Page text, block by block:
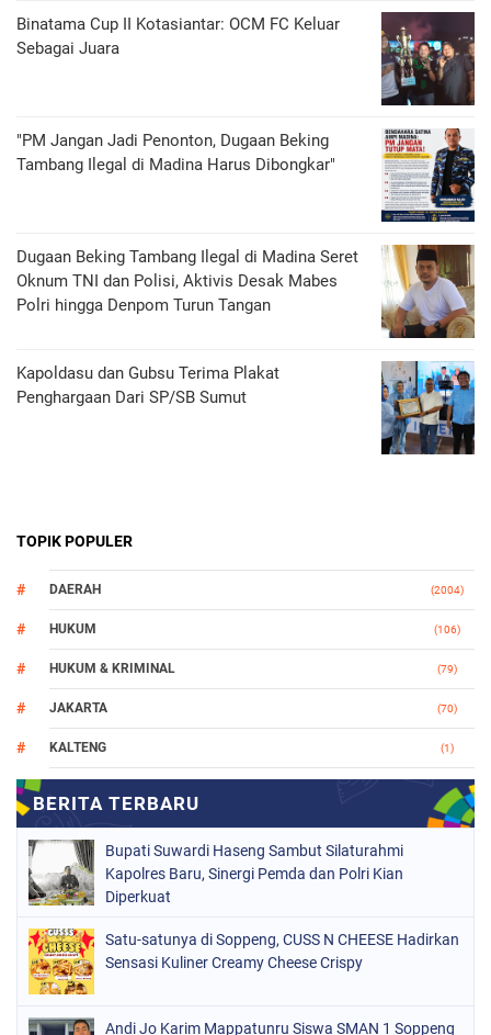
Binatama Cup II Kotasiantar: OCM FC Keluar
Sebagai Juara
"PM Jangan Jadi Penonton, Dugaan Beking
Tambang Ilegal di Madina Harus Dibongkar"
Dugaan Beking Tambang Ilegal di Madina Seret
Oknum TNI dan Polisi, Aktivis Desak Mabes
Polri hingga Denpom Turun Tangan
Kapoldasu dan Gubsu Terima Plakat
Penghargaan Dari SP/SB Sumut
TOPIK POPULER
DAERAH (2004)
HUKUM (106)
HUKUM & KRIMINAL (79)
JAKARTA (70)
KALTENG (1)
(78)
NASIONAL (748)
ORGANISASI
PERISTIWA
POLITIK (157)
POLRI
SOPPENG (1148)
Bupati Suwardi Haseng Sambut Silaturahmi
Kapolres Baru, Sinergi Pemda dan Polri Kian
Diperkuat
Satu-satunya di Soppeng, CUSS N CHEESE Hadirkan
Sensasi Kuliner Creamy Cheese Crispy
Andi Jo Karim Mappatunru Siswa SMAN 1 Soppeng